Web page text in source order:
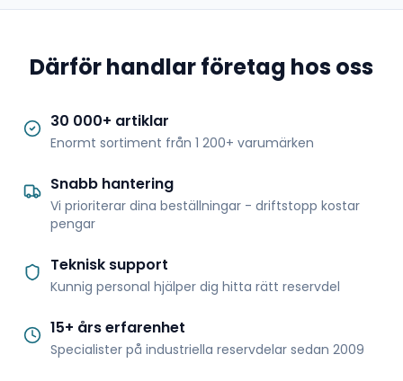
Därför handlar företag hos oss
30 000+ artiklar
Enormt sortiment från 1 200+ varumärken
Snabb hantering
Vi prioriterar dina beställningar - driftstopp kostar
pengar
Teknisk support
Kunnig personal hjälper dig hitta rätt reservdel
15+ års erfarenhet
Specialister på industriella reservdelar sedan 2009